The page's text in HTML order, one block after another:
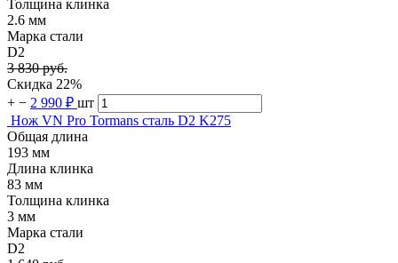
Толщина клинка
2.6 мм
Марка стали
D2
3 830 руб.
Скидка 22%
+ − 2 990 ₽ шт
Нож VN Pro Tormans сталь D2 K275
Общая длина
193 мм
Длина клинка
83 мм
Толщина клинка
3 мм
Марка стали
D2